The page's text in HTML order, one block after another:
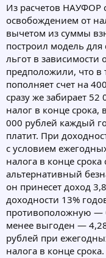
Из расчетов НАУФОР
освобождением от
вычетом из суммы
построил модель
льгот в
предположили, что в
пополняет счет на
сразу же забирает
налог в конце срока,
000 рублей каждый
платит. При
с условием
налога в конце
альтернативный
он принесет доход
доходности 13%
противоположную —
менее выгоден —
рублей при
налога в конце срока.